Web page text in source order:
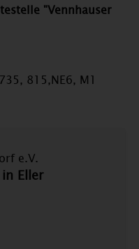
"Vennhauser
815,NE6, M1
e.V.
Eller